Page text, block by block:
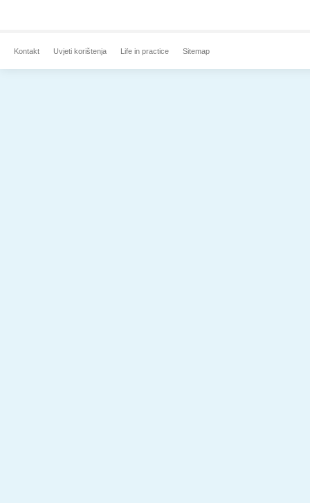
Kontakt Uvjeti korištenja Life in practice Sitemap